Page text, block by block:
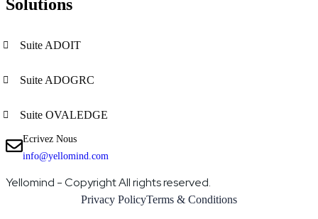
Solutions
Suite ADOIT
Suite ADOGRC
Suite OVALEDGE
Ecrivez Nous
info@yellomind.com
Yellomind - Copyright All rights reserved.
Privacy PolicyTerms & Conditions